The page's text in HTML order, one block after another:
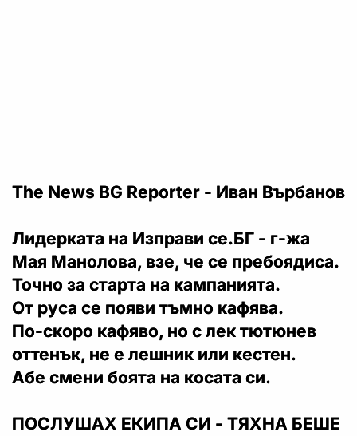
The News BG Reporter - Иван Върбанов
Лидерката на Изправи се.БГ - г-жа
Мая Манолова, взе, че се пребоядиса.
Точно за старта на кампанията.
От руса се появи тъмно кафява.
По-скоро кафяво, но с лек тютюнев
оттенък, не е лешник или кестен.
Абе смени боята на косата си.
ПОСЛУШАХ ЕКИПА СИ - ТЯХНА БЕШЕ